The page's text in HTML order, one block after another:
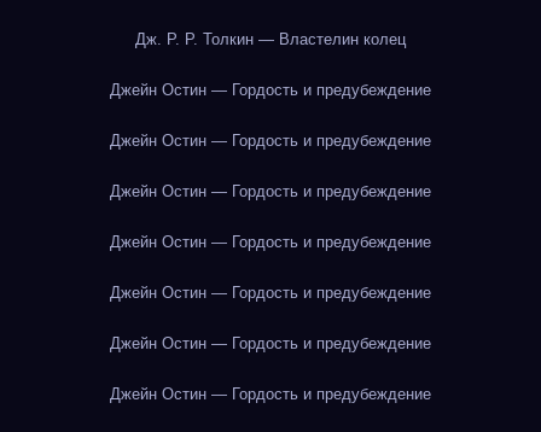
Дж. Р. Р. Толкин — Властелин колец
Джейн Остин — Гордость и предубеждение
Джейн Остин — Гордость и предубеждение
Джейн Остин — Гордость и предубеждение
Джейн Остин — Гордость и предубеждение
Джейн Остин — Гордость и предубеждение
Джейн Остин — Гордость и предубеждение
Джейн Остин — Гордость и предубеждение